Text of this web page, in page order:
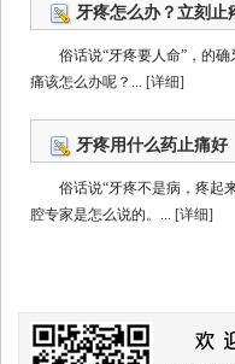
牙疼怎么办？立刻止
俗话说“牙疼要人命”，的
痛该怎么办呢？... [详细]
牙疼用什么药止痛好
俗话说“牙疼不是病，疼起
腔专家是怎么说的。... [详细]